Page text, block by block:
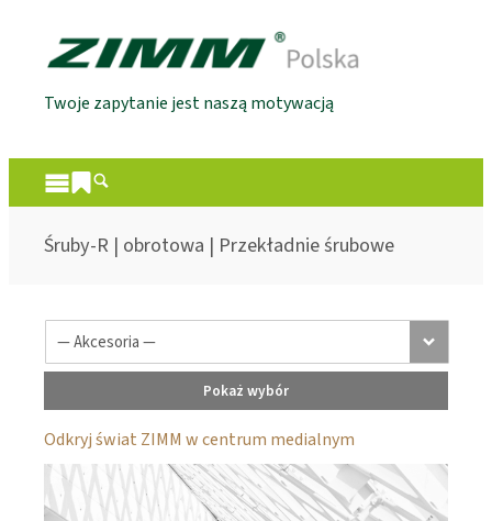
Twoje zapytanie jest naszą motywacją
Śruby-R | obrotowa | Przekładnie śrubowe
Pokaż wybór
Odkryj świat ZIMM w centrum medialnym